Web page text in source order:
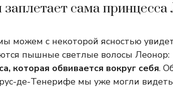
сама принцесса
можем с некоторой ясностью
пышные светлые волосы Леонор:
которая обвивается вокруг себя.
де-Тенерифе мы уже могли